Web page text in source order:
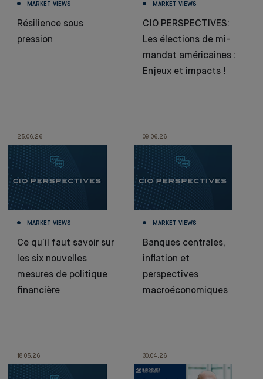
MARKET VIEWS
Résilience sous
pression
MARKET VIEWS
CIO PERSPECTIVES:
Les élections de mi-
mandat américaines :
Enjeux et impacts !
25.06.26
MARKET VIEWS
Ce qu’il faut savoir sur
les six nouvelles
mesures de politique
financière
09.06.26
MARKET VIEWS
Banques centrales,
inflation et
perspectives
macroéconomiques
18.05.26 30.04.26